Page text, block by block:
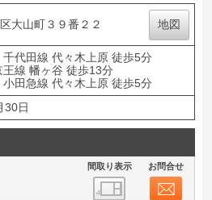
大山町３９番２２ 地図
千代田線 代々木上原 徒歩5分
王線 幡ヶ谷 徒歩13分
小田急線 代々木上原 徒歩5分
30日
間取り表示 お問合せ